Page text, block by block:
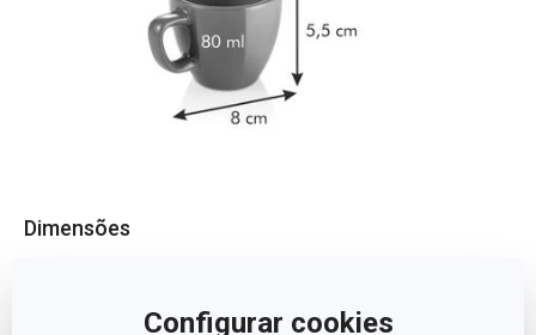
Configurar cookies
Dimensões